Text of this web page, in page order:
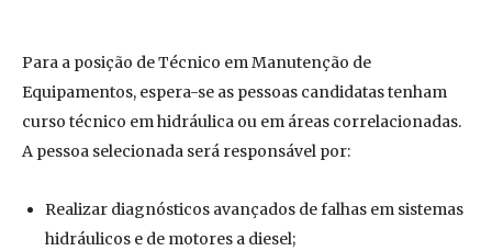
Para a posição de Técnico em Manutenção de
Equipamentos, espera-se as pessoas candidatas tenham
curso técnico em hidráulica ou em áreas correlacionadas.
A pessoa selecionada será responsável por:
Realizar diagnósticos avançados de falhas em sistemas
hidráulicos e de motores a diesel;